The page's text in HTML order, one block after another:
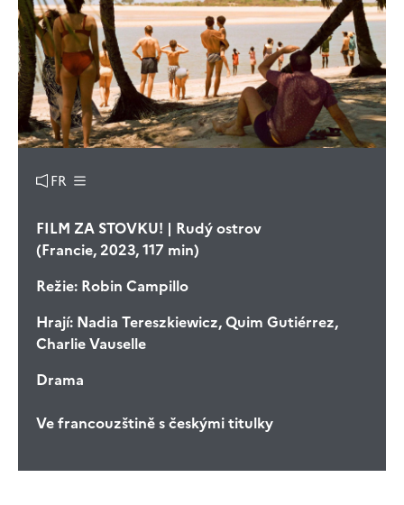
FR
FILM ZA STOVKU! | Rudý ostrov
(Francie, 2023, 117 min)
Režie: Robin Campillo
Hrají: Nadia Tereszkiewicz, Quim Gutiérrez,
Charlie Vauselle
Drama
Ve francouzštině s českými titulky